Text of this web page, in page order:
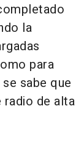
la
para
sabe que
radio de alta